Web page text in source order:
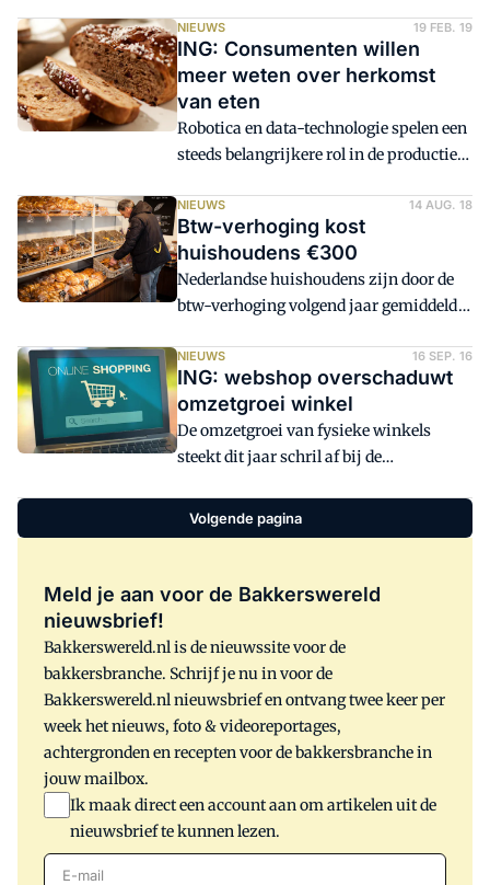
ING meldt dat de groei in de
voedingsindustrie in 2026 naar
verwachting terugvalt. Waaraan hebben
ondernemers behoefte en wat kunnen ze
doen?
miljard stuks plastic
voedselverpakkingen. En dat verbruik
blijft groeien. Bedrijfsleven,
consumenten en overheid staan voor een
enorme plastic puzzle.
NIEUWS 19 FEB. 19
ING: Consumenten willen
meer weten over herkomst
van eten
Robotica en data-technologie spelen een
steeds belangrijkere rol in de productie
meer bij aan de betaalbaarheid van
voeding, terwijl het ook helpt om
inzichten te geven over de herkomst en
productie. Dat concludeert het
Economisch Bureau van ING in een
NIEUWS 14 AUG. 18
Btw-verhoging kost
huishoudens €300
Nederlandse huishoudens zijn door de
btw-verhoging volgend jaar gemiddeld
NIEUWS 16 SEP. 16
ING: webshop overschaduwt
omzetgroei winkel
De omzetgroei van fysieke winkels
steekt dit jaar schril af bij de
Volgens het Economisch Bureau van ING
zal de detailhandel dit jaar 1,5 procent
levensmiddelen verkopen trekken die
vijfde toenemen, waarbij vooral mode en
elektronica gretig aftrek vinden.
Volgende pagina
Meld je aan voor de Bakkerswereld
nieuwsbrief!
Bakkerswereld.nl is de nieuwssite voor de
bakkersbranche. Schrijf je nu in voor de
Bakkerswereld.nl nieuwsbrief en ontvang twee keer per
week het nieuws, foto & videoreportages,
achtergronden en recepten voor de bakkersbranche in
jouw mailbox.
Ik maak direct een account aan om artikelen uit de
nieuwsbrief te kunnen lezen.
E-mail